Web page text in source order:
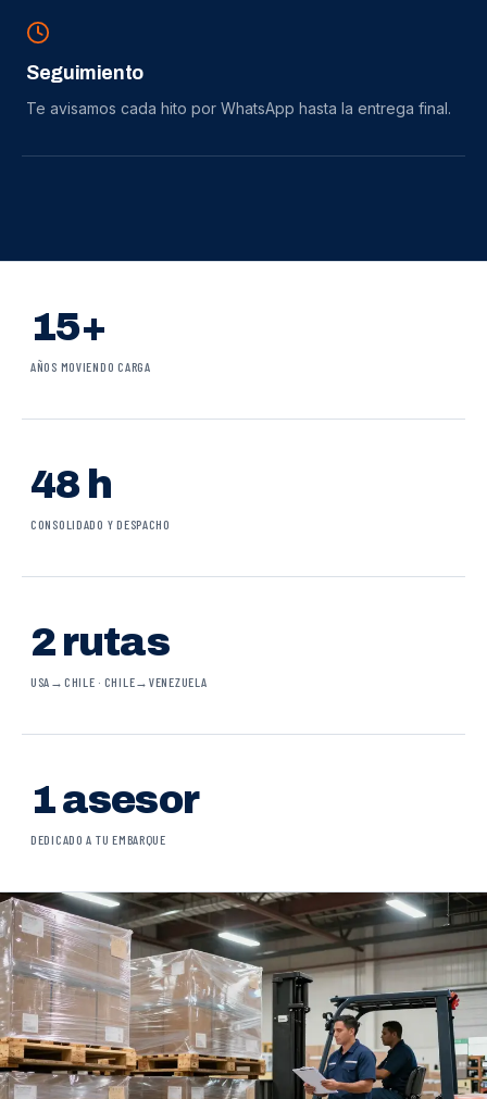
Seguimiento
Te avisamos cada hito por WhatsApp hasta la entrega final.
15+
AÑOS MOVIENDO CARGA
48 h
CONSOLIDADO Y DESPACHO
2 rutas
USA→CHILE · CHILE→VENEZUELA
1 asesor
DEDICADO A TU EMBARQUE